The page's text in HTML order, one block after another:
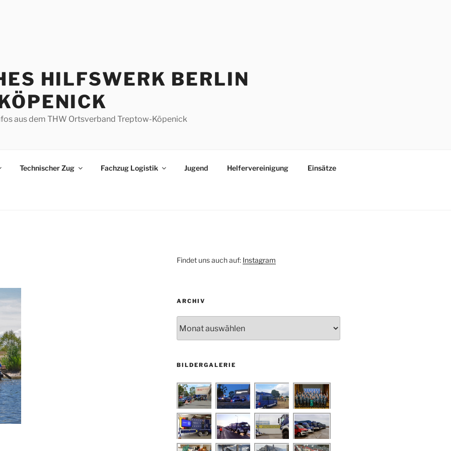
HILFSWERK BERLIN
aus dem THW Ortsverband Treptow-Köpenick
Technischer Zug Fachzug Logistik Jugend Helfervereinigung Einsätze
Findet uns auch auf: Instagram
ARCHIV
BILDERGALERIE